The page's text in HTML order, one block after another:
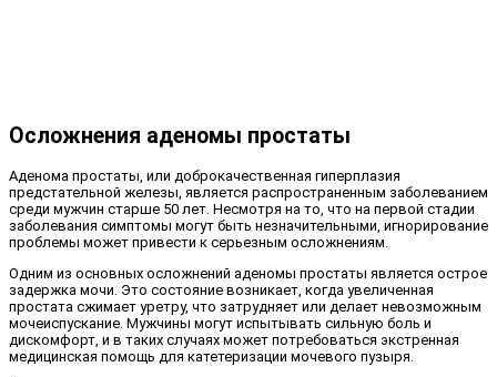
Осложнения аденомы простаты
Аденома простаты, или доброкачественная гиперплазия
предстательной железы, является распространенным заболеванием
среди мужчин старше 50 лет. Несмотря на то, что на первой стадии
заболевания симптомы могут быть незначительными, игнорирование
проблемы может привести к серьезным осложнениям.
Одним из основных осложнений аденомы простаты является острое
задержка мочи. Это состояние возникает, когда увеличенная
простата сжимает уретру, что затрудняет или делает невозможным
мочеиспускание. Мужчины могут испытывать сильную боль и
дискомфорт, и в таких случаях может потребоваться экстренная
медицинская помощь для катетеризации мочевого пузыря.